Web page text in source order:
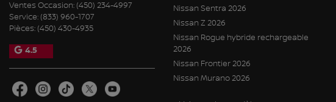
Ventes Occasion: (450) 234-4997
Service: (833) 960-1707
Pièces: (450) 430-4935
4.5
Nissan Sentra 2026
Nissan Z 2026
Nissan Rogue hybride rechargeable
2026
Nissan Frontier 2026
Nissan Murano 2026